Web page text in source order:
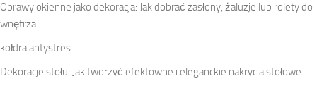
Oprawy okienne jako dekoracja: Jak dobrać zasłony, żaluzje lub rolety do
wnętrza
kołdra antystres
Dekoracje stołu: Jak tworzyć efektowne i eleganckie nakrycia stołowe